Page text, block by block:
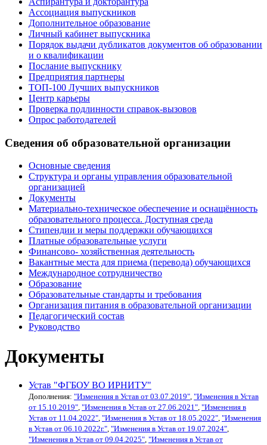
Ассоциация выпускников
Дополнительное образование
Личный кабинет выпускника
Порядок выдачи дубликатов документов об образовании
и о квалификации
Послание выпускнику
Предприятия партнеры
ТОП-100 Лучших выпускников
Центр карьеры
Проверка подлинности справок-вызовов
Опрос работодателей
Сведения об образовательной организации
Основные сведения
Структура и органы управления образовательной
организацией
Документы
Материально-техническое обеспечение и оснащённость
образовательного процесса. Доступная среда
Стипендии и меры поддержки обучающихся
Платные образовательные услуги
Финансово- хозяйственная деятельность
Вакантные места для приема (перевода) обучающихся
Международное сотрудничество
Образование
Образовательные стандарты и требования
Организация питания в образовательной организации
Педагогический состав
Руководство
Документы
Устав "ФГБОУ ВО ИРНИТУ"
Дополнения: "Изменения в Устав от 03.07.2019", "Изменения в Устав
от 15.10.2019", "Изменения в Устав от 27.06.2021", "Изменения в
Устав от 11.04.2022", "Изменения в Устав от 18.05.2022", "Изменения
в Устав от 06.10.2022г.", "Изменения в Устав от 19.07.2024",
"Изменения в Устав от 09.04.2025", "Изменения в Устав от